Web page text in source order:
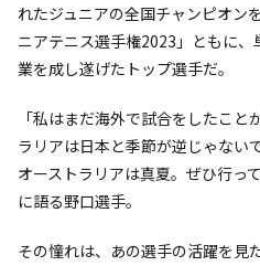
れたジュニアの全国チャンピオン
ニアテニス選手権2023」ともに
業を成し遂げたトップ選手だ。
「私はまだ海外で試合をしたこ
ラリアは日本と季節が逆じゃない
オーストラリアは真夏。ぜひ行っ
に語る野口選手。
その憧れは、あの選手の活躍を見